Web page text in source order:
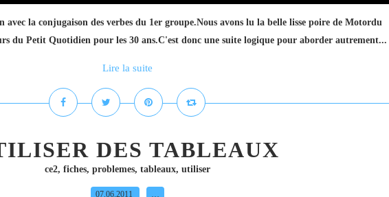
la conjugaison des verbes du 1er groupe.Nous avons lu la belle lisse poire de Motordu
du Petit Quotidien pour les 30 ans.C'est donc une suite logique pour aborder autrement...
Lire la suite
DES TABLEAUX
ce2, fiches, problemes, tableaux, utiliser
07.06.2011 …